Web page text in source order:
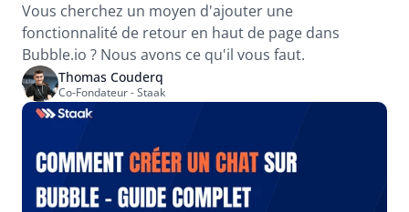
Vous cherchez un moyen d'ajouter une
fonctionnalité de retour en haut de page dans
Bubble.io ? Nous avons ce qu'il vous faut.
Thomas Couderq
Co-Fondateur - Staak